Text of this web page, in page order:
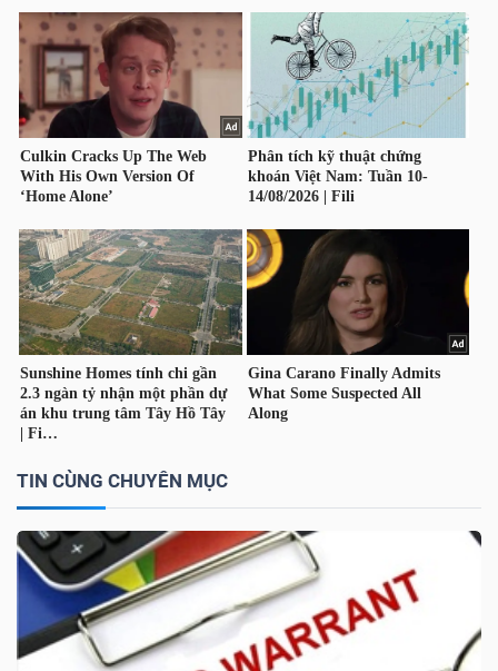
TIN CÙNG CHUYÊN MỤC
THẾ
GIỚI
ĐÔNG
TÀI
CHÍNH
CÁ
NHÂN
TÍCH
VIETSTOCKFINANCE